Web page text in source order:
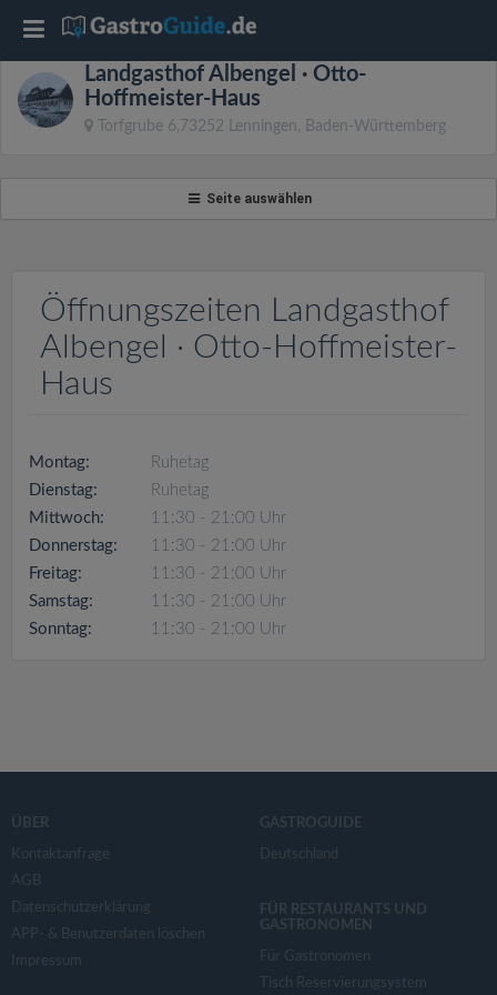
Landgasthof Albengel · Otto-
Hoffmeister-Haus
Torfgrube 6,73252 Lenningen, Baden-Württemberg
Seite auswählen
Öffnungszeiten Landgasthof
Albengel · Otto-Hoffmeister-
Haus
Montag:
Ruhetag
Dienstag:
Ruhetag
Mittwoch:
11:30 - 21:00 Uhr
Donnerstag:
11:30 - 21:00 Uhr
Freitag:
11:30 - 21:00 Uhr
Samstag:
11:30 - 21:00 Uhr
Sonntag:
11:30 - 21:00 Uhr
ÜBER
Kontaktanfrage
AGB
Datenschutzerklärung
APP- & Benutzerdaten löschen
Impressum
GASTROGUIDE
Deutschland
FÜR RESTAURANTS UND
GASTRONOMEN
Für Gastronomen
Tisch Reservierungsystem
T
o
e
n
v
o
n